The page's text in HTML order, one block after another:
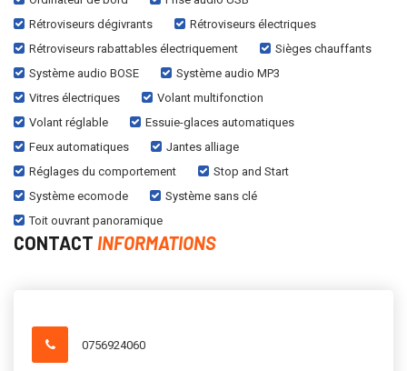
Rétroviseurs dégivrants
Rétroviseurs électriques
Rétroviseurs rabattables électriquement
Sièges chauffants
Système audio BOSE
Système audio MP3
Vitres électriques
Volant multifonction
Volant réglable
Essuie-glaces automatiques
Feux automatiques
Jantes alliage
Réglages du comportement
Stop and Start
Système ecomode
Système sans clé
Toit ouvrant panoramique
CONTACT INFORMATIONS
0756924060